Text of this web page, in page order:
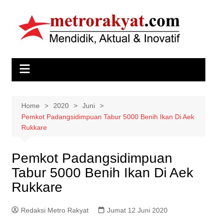
content
Home 2020
Juni
Pemkot Padangsidimpuan Tabur 5000 Benih Ikan Di Aek
Rukkare
Pemkot Padangsidimpuan
Tabur 5000 Benih Ikan Di Aek
Rukkare
Redaksi Metro Rakyat
Jumat 12 Juni 2020